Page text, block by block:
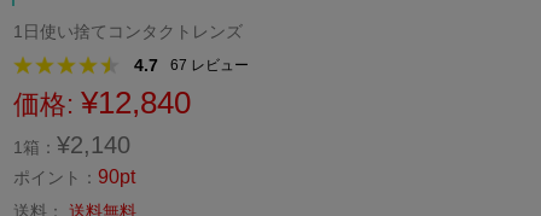
1日使い捨てコンタクトレンズ
4.7
67 レビュー
価格: ¥12,840
1箱： ¥2,140
ポイント：90pt
送料：送料無料